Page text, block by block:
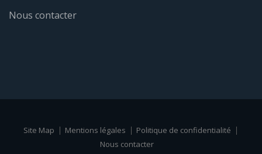
Nous contacter
Site Map Mentions légales
Politique de confidentialité
Nous contacter